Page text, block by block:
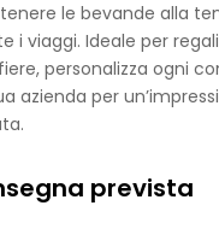
le bevande alla
i viaggi. Ideale per
personalizza ogni
azienda per
prevista